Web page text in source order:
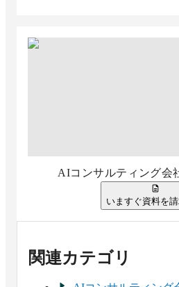
AIコンサルティング会
いますぐ資料を
関連カテゴリ